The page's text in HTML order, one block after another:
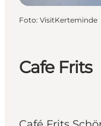
Cafe Frits
Foto: VisitKerteminde